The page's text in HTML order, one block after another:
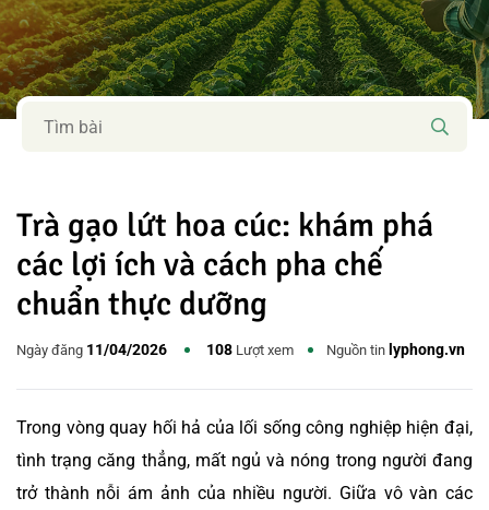
Trà gạo lứt hoa cúc: khám phá
các lợi ích và cách pha chế
chuẩn thực dưỡng
Ngày đăng 11/04/2026 108 Lượt xem Nguồn tin lyphong.vn
Trong vòng quay hối hả của lối sống công nghiệp hiện đại,
tình trạng căng thẳng, mất ngủ và nóng trong người đang
trở thành nỗi ám ảnh của nhiều người. Giữa vô vàn các